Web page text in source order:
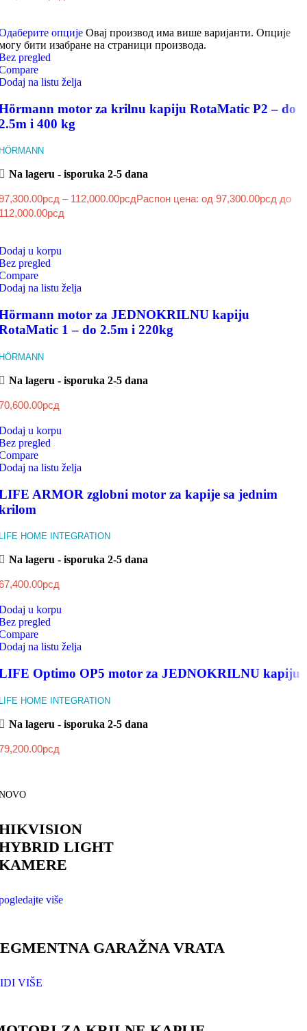
опције Овај производ има више варијанти. Опције
бити изабране на страници производа.
pregled
na listu želja
motor za krilnu kapiju RotaMatic P2 – do
i 400 kg
Na lageru - isporuka 2-5 dana
рсд – 112,000.00рсдРаспон цена: од 97,300.00рсд до
u korpu
pregled
na listu želja
motor za JEDNOKRILNU kapiju
1 – do 2.5m i 220kg
Na lageru - isporuka 2-5 dana
рсд
u korpu
pregled
na listu želja
ARMOR zglobni motor za kapije sa jednim
HOME INTEGRATION
Na lageru - isporuka 2-5 dana
рсд
u korpu
pregled
na listu želja
Optimo OP5 motor za JEDNOKRILNU kapiju
HOME INTEGRATION
Na lageru - isporuka 2-5 dana
рсд
LIGHT
više
GARAŽNA VRATA
VIŠE